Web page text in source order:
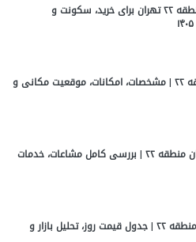
🏙️ بهترین برج‌های منطقه ۲۲ تهران برای خرید، سکونت و
معرفی برج احرار منطقه ۲۲ | مشخصات، امکانات، موقعیت مکانی و
امکانات برج‌های آسمان منطقه ۲۲ | بررسی کامل مشاعات، خدمات
قیمت برج‌های عرفان منطقه ۲۲ | جدول قیمت روز، تحلیل بازار و